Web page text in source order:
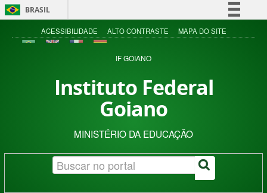
BRASIL
Simplifique!
Acesso à informação
ACESSIBILIDADE ALTO CONTRASTE MAPA DO SITE
IF GOIANO
Instituto Federal
Goiano
MINISTÉRIO DA EDUCAÇÃO